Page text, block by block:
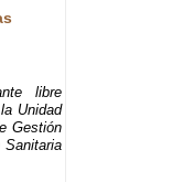
libre
Unidad
Gestión
Sanitaria